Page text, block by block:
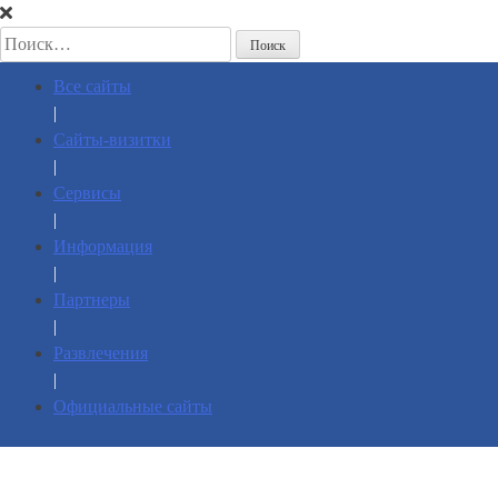
Пропустить
Найти:
Все сайты
|
Сайты-визитки
|
Сервисы
|
Информация
|
Партнеры
|
Развлечения
|
Официальные сайты
Информация
Рабцун.РФ
рабцун.рф